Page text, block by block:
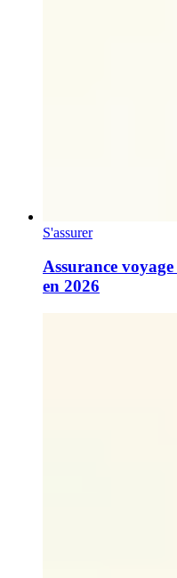
S'assurer
Assurance
en 2026